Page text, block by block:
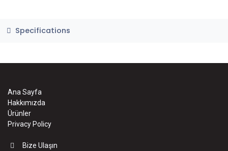
Specifications
Ana Sayfa
Hakkımızda
Ürünler
Privacy Policy
Bize Ulaşın